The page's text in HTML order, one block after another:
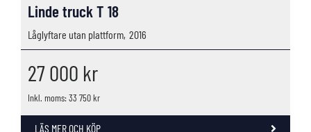
Linde truck T 18
Låglyftare utan plattform, 2016
27 000 kr
Inkl. moms: 33 750 kr
LÄS MER OCH KÖP